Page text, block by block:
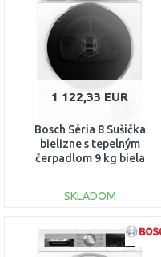
1 122,33 EUR
Bosch Séria 8 Sušička
bielizne s tepelným
čerpadlom 9 kg biela
SKLADOM
DO KOŠÍKA